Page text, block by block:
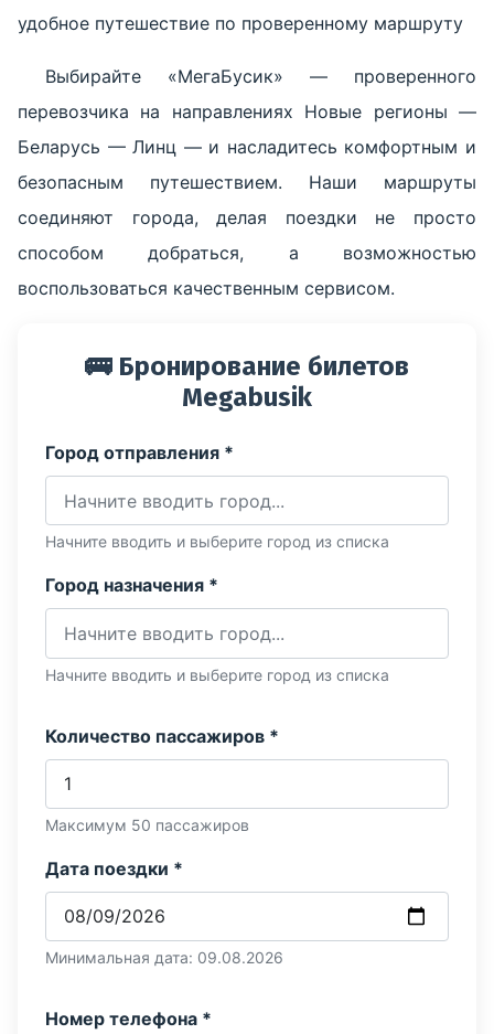
удобное путешествие по проверенному маршруту
Выбирайте «МегаБусик» — проверенного
перевозчика на направлениях Новые регионы —
Беларусь — Линц — и насладитесь комфортным и
безопасным путешествием. Наши маршруты
соединяют города, делая поездки не просто
способом добраться, а возможностью
воспользоваться качественным сервисом.
🚌 Бронирование билетов
Megabusik
Город отправления *
Начните вводить и выберите город из списка
Город назначения *
Начните вводить и выберите город из списка
Количество пассажиров *
Максимум 50 пассажиров
Дата поездки *
Минимальная дата: 09.08.2026
Номер телефона *